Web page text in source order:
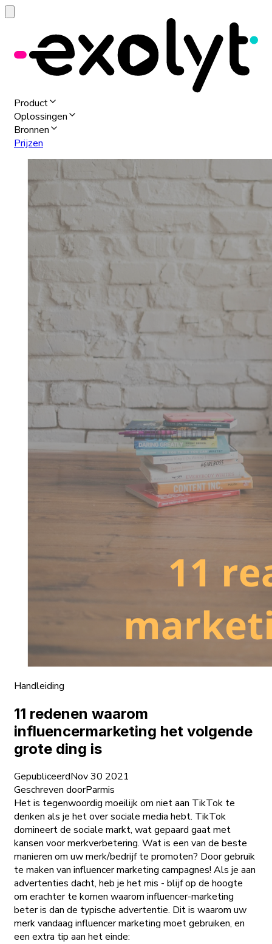
Product
Oplossingen
Bronnen
Prijzen
Handleiding
11 redenen waarom
influencermarketing het volgende
grote ding is
GepubliceerdNov 30 2021
Geschreven doorParmis
Het is tegenwoordig moeilijk om niet aan TikTok te
denken als je het over sociale media hebt. TikTok
domineert de sociale markt, wat gepaard gaat met
kansen voor merkverbetering. Wat is een van de beste
manieren om uw merk/bedrijf te promoten? Door gebruik
te maken van influencer marketing campagnes! Als je aan
advertenties dacht, heb je het mis - blijf op de hoogte
om erachter te komen waarom influencer-marketing
beter is dan de typische advertentie. Dit is waarom uw
merk vandaag influencer marketing moet gebruiken, en
een extra tip aan het einde: